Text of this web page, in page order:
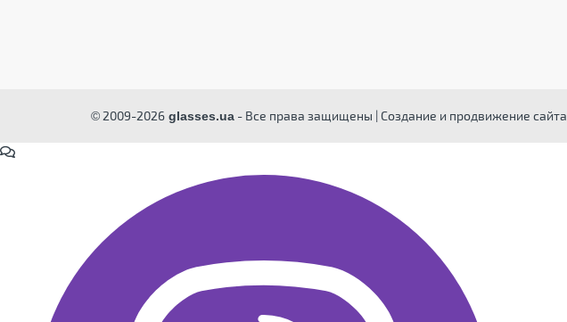
© 2009-2026 glasses.ua - Все права защищены | Создание и продвижение сайта